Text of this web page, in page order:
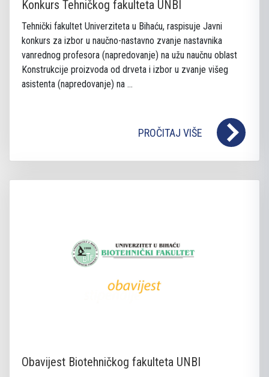
Konkurs Tehničkog fakulteta UNBI
Tehnički fakultet Univerziteta u Bihaću, raspisuje Javni
konkurs za izbor u naučno-nastavno zvanje nastavnika
vanrednog profesora (napredovanje) na užu naučnu oblast
Konstrukcije proizvoda od drveta i izbor u zvanje višeg
asistenta (napredovanje) na ...
PROČITAJ VIŠE
Obavijest Biotehničkog fakulteta UNBI